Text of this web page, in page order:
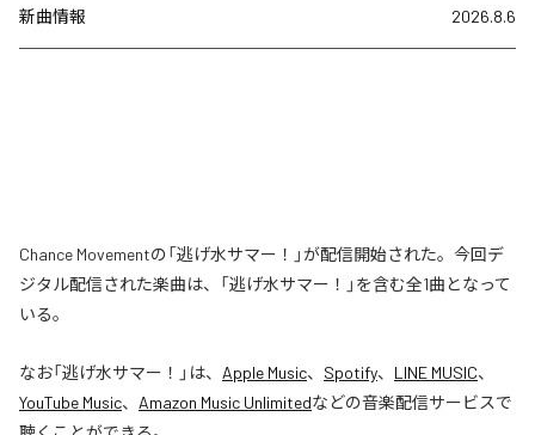
新曲情報 2026.8.6
Chance Movementの「逃げ水サマー！」が配信開始された。今回デ
ジタル配信された楽曲は、「逃げ水サマー！」を含む全1曲となって
いる。
なお「逃げ水サマー！ 」は、 Apple Music、 Spotify、 LINE MUSIC、
YouTube Music、 Amazon Music Unlimitedなどの音楽配信サービスで